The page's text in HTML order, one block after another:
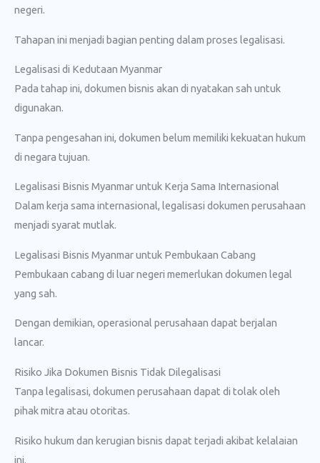
negeri.
Tahapan ini menjadi bagian penting dalam proses legalisasi.
Legalisasi di Kedutaan Myanmar
Pada tahap ini, dokumen bisnis akan di nyatakan sah untuk
digunakan.
Tanpa pengesahan ini, dokumen belum memiliki kekuatan hukum
di negara tujuan.
Legalisasi Bisnis Myanmar untuk Kerja Sama Internasional
Dalam kerja sama internasional, legalisasi dokumen perusahaan
menjadi syarat mutlak.
Legalisasi Bisnis Myanmar untuk Pembukaan Cabang
Pembukaan cabang di luar negeri memerlukan dokumen legal
yang sah.
Dengan demikian, operasional perusahaan dapat berjalan
lancar.
Risiko Jika Dokumen Bisnis Tidak Dilegalisasi
Tanpa legalisasi, dokumen perusahaan dapat di tolak oleh
pihak mitra atau otoritas.
Risiko hukum dan kerugian bisnis dapat terjadi akibat kelalaian
ini.